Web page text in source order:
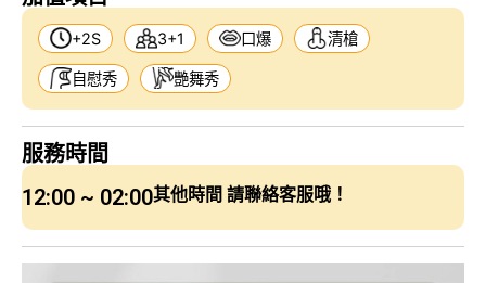
+2S 3+1 口爆 清槍
自慰秀 艷舞秀
服務時間
12:00 ~ 02:00其他時間 請聯絡客服哦！